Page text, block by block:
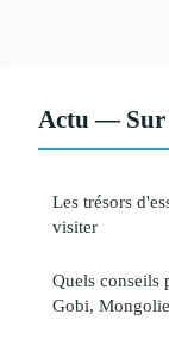
Actu — Sur
Les trésors
visiter
Quels conseils
Gobi,